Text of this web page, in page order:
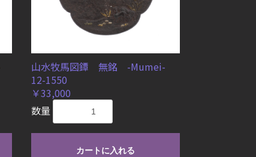
山水牧馬図鐔 無銘 -Mumei-
12-1550
￥33,000
数量
カートに入れる